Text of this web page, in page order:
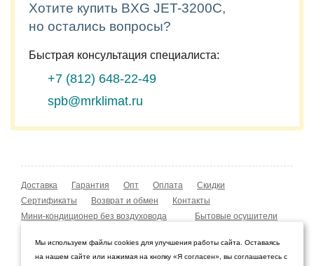
Хотите купить BXG JET-3200C,
но остались вопросы?
Быстрая консультация специалиста:
+7 (812) 648-22-49
spb@mrklimat.ru
Доставка Гарантия Опт Оплата
Скидки
Сертификаты
Возврат и обмен
Контакты
Мини-кондиционер без воздуховода
Бытовые осушители
Мобильные кондиционеры
Охладители воздуха
Мойка воздуха Boneco W210
Мы используем файлы cookies для улучшения работы сайта. Оставаясь
на нашем сайте или нажимая на кнопку «Я согласен», вы соглашаетесь с